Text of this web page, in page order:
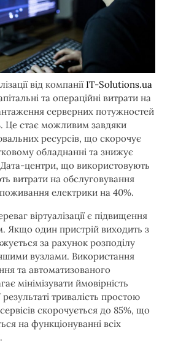
від компанії IT-Solutions.ua
та операційні витрати на
серверних потужностей
Це стає можливим завдяки
ресурсів, що скорочує
обладнанні та знижує
центри, що використовують
витрати на обслуговування
електрики на 40%.
віртуалізації є підвищення
Якщо один пристрій виходить з
за рахунок розподілу
вузлами. Використання
та автоматизованого
мінімізувати ймовірність
тривалість простою
скорочується до 85%, що
на функціонуванні всіх